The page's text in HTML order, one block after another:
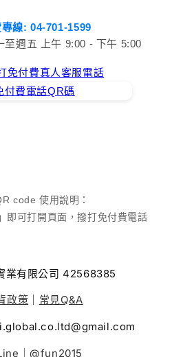
專線: 04-701-1599
至週五 上午 9:00 - 下午 5:00
免付費真人客服電話
code 使用說明：
」即可打開頁面，撥打免付費電話
業有限公司 42568385
政策 常見Q&A
｜@fun2015